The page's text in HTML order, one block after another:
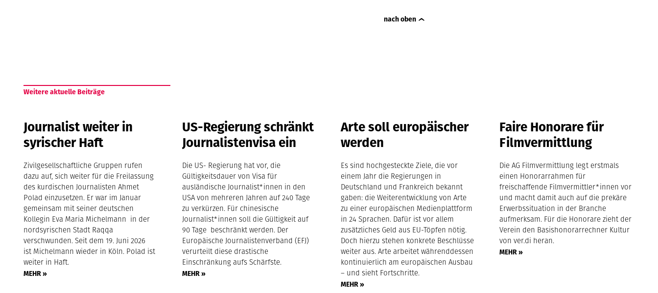
nach oben
Weitere aktuelle Beiträge
Journalist weiter in
syrischer Haft
Zivilgesellschaftliche Gruppen rufen
dazu auf, sich weiter für die Freilassung
des kurdischen Journalisten Ahmet
Polad einzusetzen. Er war im Januar
gemeinsam mit seiner deutschen
Kollegin Eva Maria Michelmann in der
nordsyrischen Stadt Raqqa
verschwunden. Seit dem 19. Juni 2026
ist Michelmann wieder in Köln. Polad ist
weiter in Haft.
MEHR »
US-Regierung schränkt
Journalistenvisa ein
Die US- Regierung hat vor, die
Gültigkeitsdauer von Visa für
ausländische Journalist*innen in den
USA von mehreren Jahren auf 240 Tage
zu verkürzen. Für chinesische
Journalist*innen soll die Gültigkeit auf
90 Tage beschränkt werden. Der
Europäische Journalistenverband (EFJ)
verurteilt diese drastische
Einschränkung aufs Schärfste.
MEHR »
Arte soll europäischer
werden
Es sind hochgesteckte Ziele, die vor
einem Jahr die Regierungen in
Deutschland und Frankreich bekannt
gaben: die Weiterentwicklung von Arte
zu einer europäischen Medienplattform
in 24 Sprachen. Dafür ist vor allem
zusätzliches Geld aus EU-Töpfen nötig.
Doch hierzu stehen konkrete Beschlüsse
weiter aus. Arte arbeitet währenddessen
kontinuierlich am europäischen Ausbau
– und sieht Fortschritte.
MEHR »
Faire Honorare für
Filmvermittlung
Die AG Filmvermittlung legt erstmals
einen Honorarrahmen für
freischaffende Filmvermittler*innen vor
und macht damit auch auf die prekäre
Erwerbssituation in der Branche
aufmerksam. Für die Honorare zieht der
Verein den Basishonorarrechner Kultur
von ver.di heran.
MEHR »